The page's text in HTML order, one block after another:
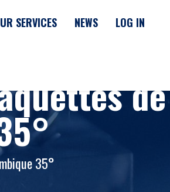
SERVICES NEWS LOG IN
de
35°